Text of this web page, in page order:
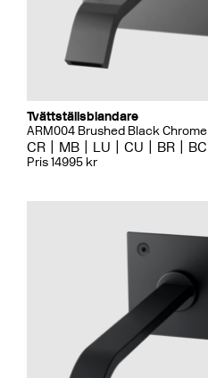
Tvättställsblandare
ARM004 Brushed Black Chrome
CR MB LU CU BR BC
Pris 14995 kr